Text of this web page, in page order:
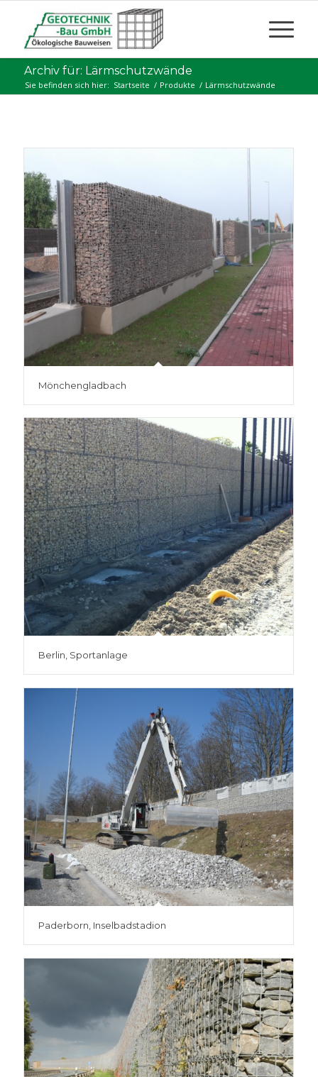
Archiv für: Lärmschutzwände
Sie befinden sich hier: Startseite / Produkte / Lärmschutzwände
Mönchengladbach
Berlin, Sportanlage
Paderborn, Inselbadstadion